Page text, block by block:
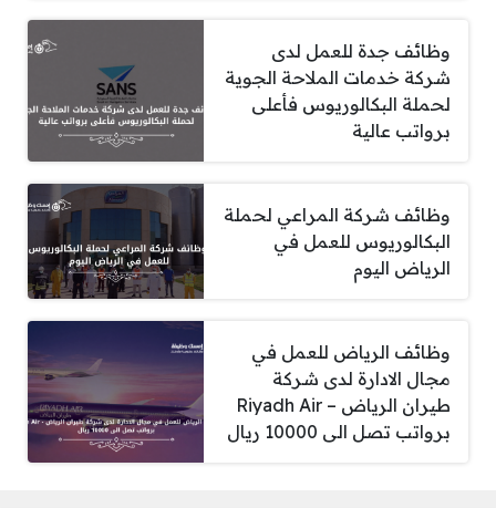
وظائف جدة للعمل لدى
شركة خدمات الملاحة الجوية
لحملة البكالوريوس فأعلى
برواتب عالية
وظائف شركة المراعي لحملة
البكالوريوس للعمل في
الرياض اليوم
وظائف الرياض للعمل في
مجال الادارة لدى شركة
طيران الرياض – Riyadh Air
برواتب تصل الى 10000 ريال